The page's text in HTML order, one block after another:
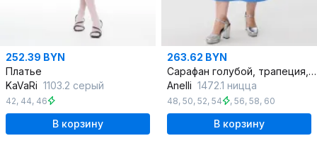
252.39 BYN
Платье
KaVaRi 1103.2 серый
42, 44, 46
В корзину
263.62 BYN
Сарафан голубой, трапеция, легкий вискозный материал
Anelli 1472.1 ницца
48, 50, 52, 54 , 56, 58, 60
В корзину